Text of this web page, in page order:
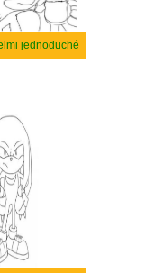
jednoduché